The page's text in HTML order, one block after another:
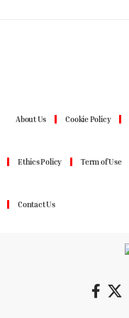
About Us Cookie Policy
Ethics Policy Term of Use
Contact Us